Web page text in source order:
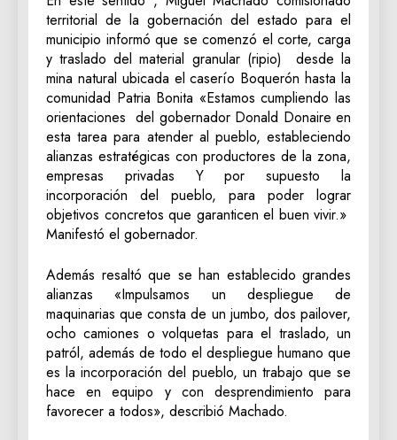
territorial de la gobernación del estado para el
municipio informó que se comenzó el corte, carga
y traslado del material granular (ripio) desde la
mina natural ubicada el caserío Boquerón hasta la
comunidad Patria Bonita «Estamos cumpliendo las
orientaciones del gobernador Donald Donaire en
esta tarea para atender al pueblo, estableciendo
alianzas estratégicas con productores de la zona,
empresas privadas Y por supuesto la
incorporación del pueblo, para poder lograr
objetivos concretos que garanticen el buen vivir.»
Manifestó el gobernador.
Además resaltó que se han establecido grandes
alianzas «Impulsamos un despliegue de
maquinarias que consta de un jumbo, dos pailover,
ocho camiones o volquetas para el traslado, un
patról, además de todo el despliegue humano que
es la incorporación del pueblo, un trabajo que se
hace en equipo y con desprendimiento para
favorecer a todos», describió Machado.